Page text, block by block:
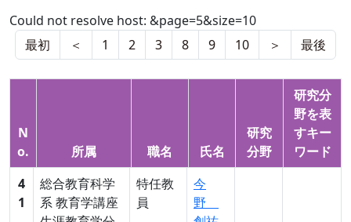
Could not resolve host: &page=5&size=10
最初
＜ 1 2 3 8 9 10 ＞ 最後
N
o.
所属 職名 氏名
研究
分野
研究分
野を表
すキー
ワード
4
1
総合教育科学
系 教育学講座
特任教
員
今
野